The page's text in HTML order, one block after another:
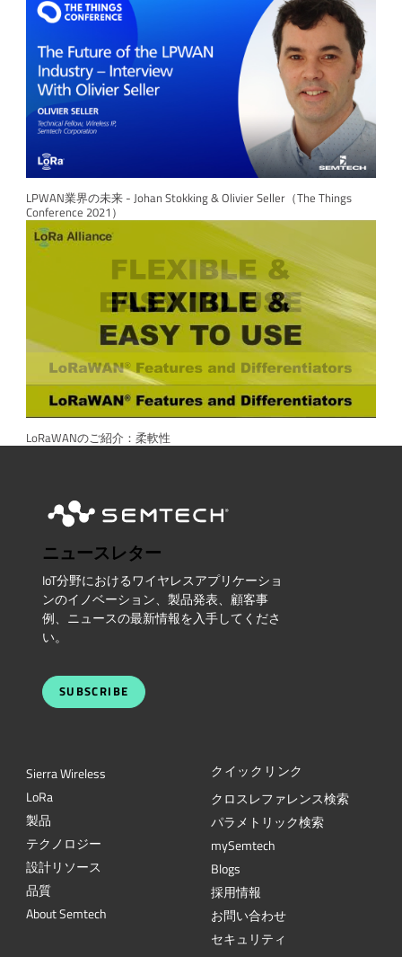
LPWAN業界の未来 - Johan Stokking & Olivier Seller（The Things
Conference 2021）
LoRaWANのご紹介：柔軟性
ニュースレター
IoT分野におけるワイヤレスアプリケーショ
ンのイノベーション、製品発表、顧客事
例、ニュースの最新情報を入手してくださ
い。
SUBSCRIBE
Sierra Wireless
LoRa
製品
テクノロジー
設計リソース
品質
About Semtech
クイックリンク
クロスレファレンス検索
パラメトリック検索
mySemtech
Blogs
採用情報
お問い合わせ
セキュリティ